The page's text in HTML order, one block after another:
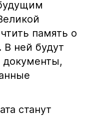
память о
В ней будут
документы,
станут